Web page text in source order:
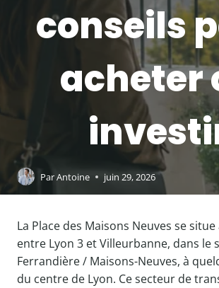
conseils
acheter
ParAntoine juin 29, 2026
La Place des Maisons Neuves se
entre Lyon 3 et Villeurbanne, dans le
Ferrandière / Maisons-Neuves, à
du centre de Lyon. Ce secteur de